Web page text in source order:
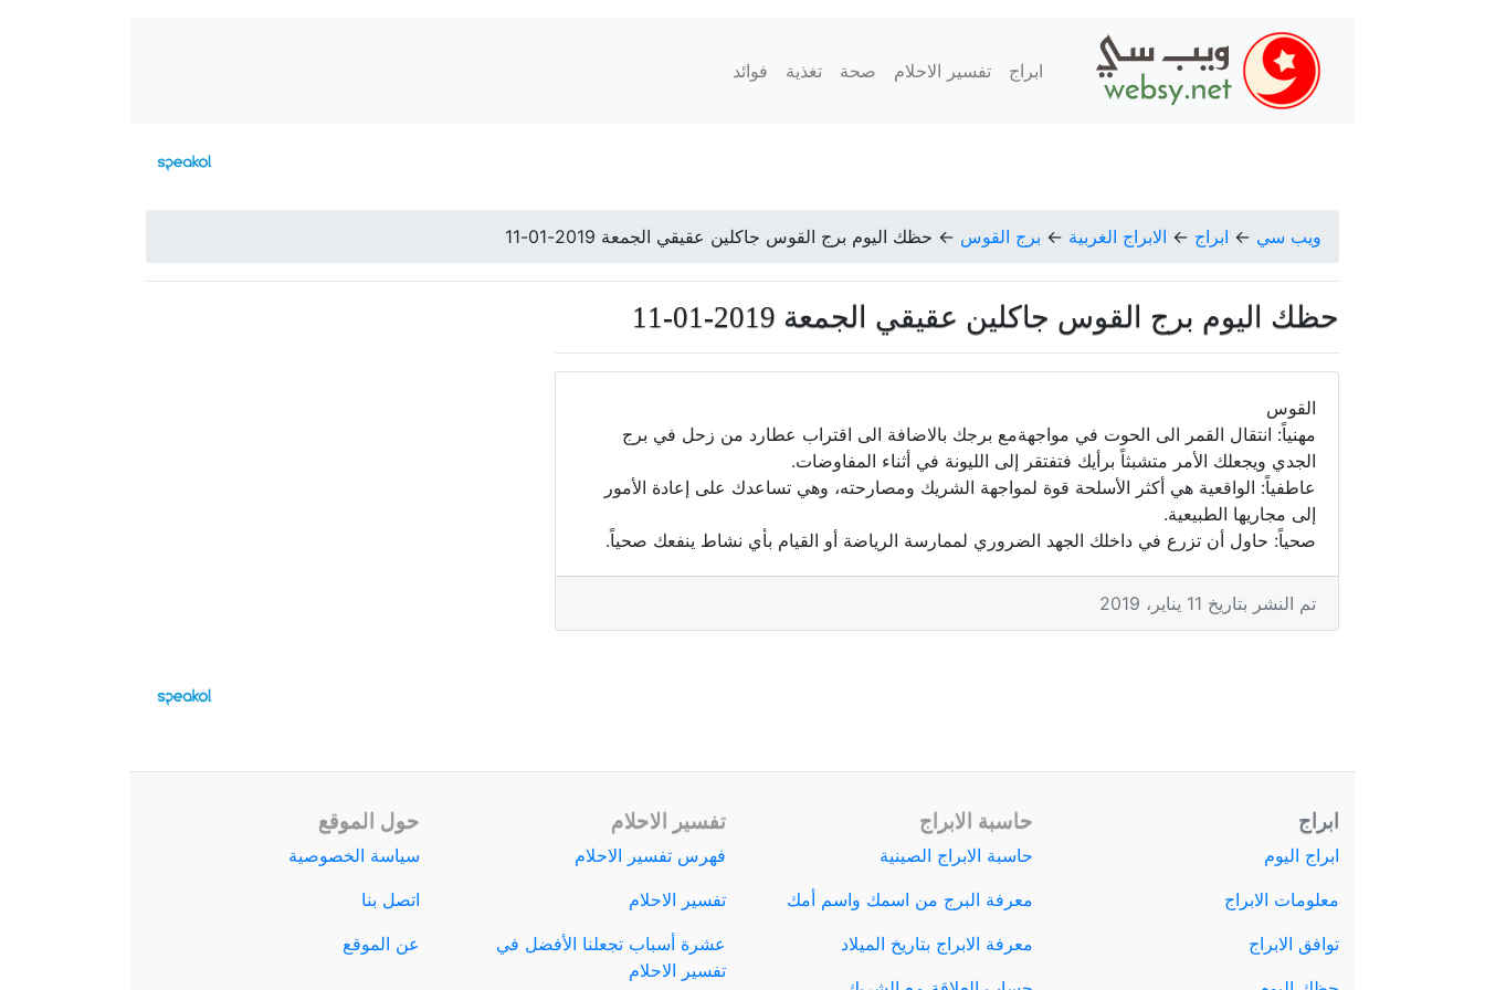
ابراج تفسير الاحلام صحة تغذية فوائد
ويب سي ← ابراج ← الابراج الغربية ← برج القوس ← حظك اليوم برج القوس جاكلين عقيقي الجمعة 2019-01-11
حظك اليوم برج القوس جاكلين عقيقي الجمعة 2019-01-11
القوس
مهنياً: انتقال القمر الى الحوت في مواجهةمع برجك بالاضافة الى اقتراب عطارد من زحل في برج
الجدي ويجعلك الأمر متشبثاً برأيك فتفتقر إلى الليونة في أثناء المفاوضات.
عاطفياً: الواقعية هي أكثر الأسلحة قوة لمواجهة الشريك ومصارحته، وهي تساعدك على إعادة الأمور
إلى مجاريها الطبيعية.
صحياً: حاول أن تزرع في داخلك الجهد الضروري لممارسة الرياضة أو القيام بأي نشاط ينفعك صحياً.
تم النشر بتاريخ 11 يناير، 2019
ابراج
ابراج اليوم
معلومات الابراج
توافق الابراج
حاسبة الابراج
حاسبة الابراج الصينية
معرفة البرج من اسمك واسم أمك
معرفة الابراج بتاريخ الميلاد
تفسير الاحلام
فهرس تفسير الاحلام
تفسير الاحلام
عشرة أسباب تجعلنا الأفضل في
تفسير الاحلام
حول الموقع
سياسة الخصوصية
اتصل بنا
عن الموقع